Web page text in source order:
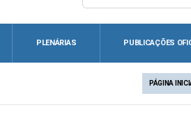
PLENÁRIAS PUBLICAÇÕES
PÁGINA